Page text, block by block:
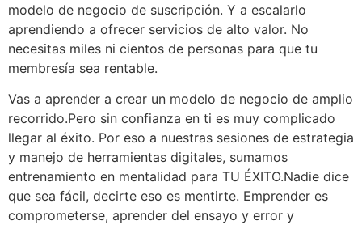
modelo de negocio de suscripción. Y a escalarlo
aprendiendo a ofrecer servicios de alto valor. No
necesitas miles ni cientos de personas para que tu
membresía sea rentable.
Vas a aprender a crear un modelo de negocio de amplio
recorrido.Pero sin confianza en ti es muy complicado
llegar al éxito. Por eso a nuestras sesiones de estrategia
y manejo de herramientas digitales, sumamos
entrenamiento en mentalidad para TU ÉXITO.Nadie dice
que sea fácil, decirte eso es mentirte. Emprender es
comprometerse, aprender del ensayo y error y